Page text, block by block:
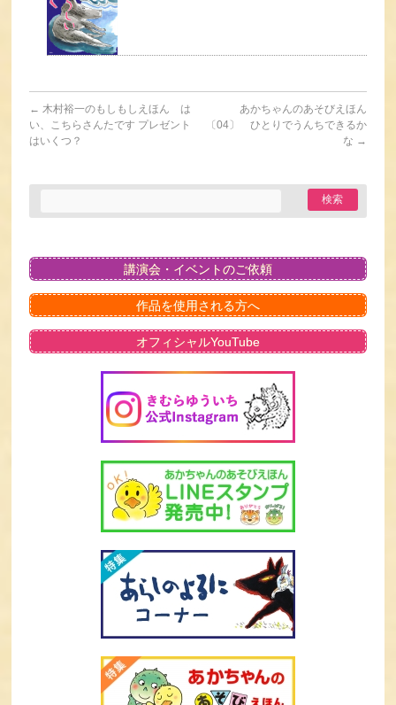
← 木村裕一のもしもしえほん は
い、こちらさんたです プレゼント
はいくつ？
あかちゃんのあそびえほん
〔04〕 ひとりでうんちできるか
な →
講演会・イベントのご依頼
作品を使用される方へ
オフィシャルYouTube